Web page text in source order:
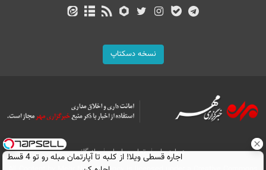
نسخه دسکتاپ
درباره ما تماس با ما
بازرگانی
اجاره‌ قسطی ویلا! از کلبه تا آپارتمان مبله رو تو 4 قسط